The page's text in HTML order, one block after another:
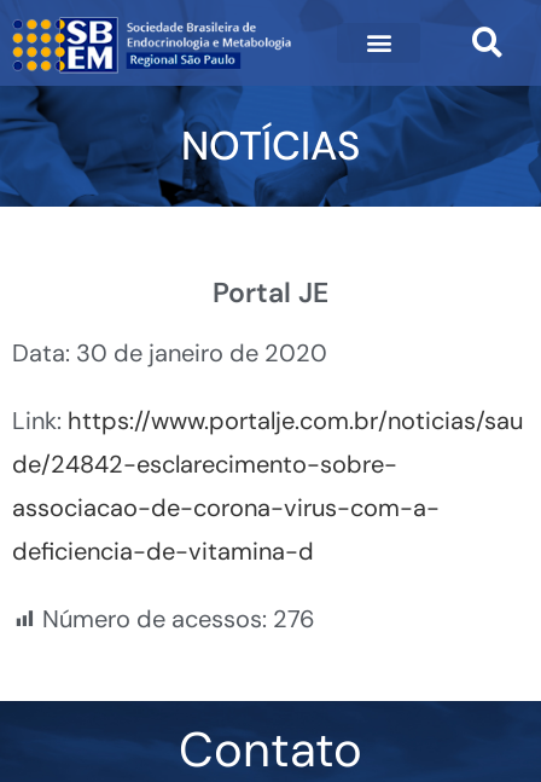
NOTÍCIAS
Portal JE
Data: 30 de janeiro de 2020
Link: https://www.portalje.com.br/noticias/sau
de/24842-esclarecimento-sobre-
associacao-de-corona-virus-com-a-
deficiencia-de-vitamina-d
Número de acessos: 276
Contato